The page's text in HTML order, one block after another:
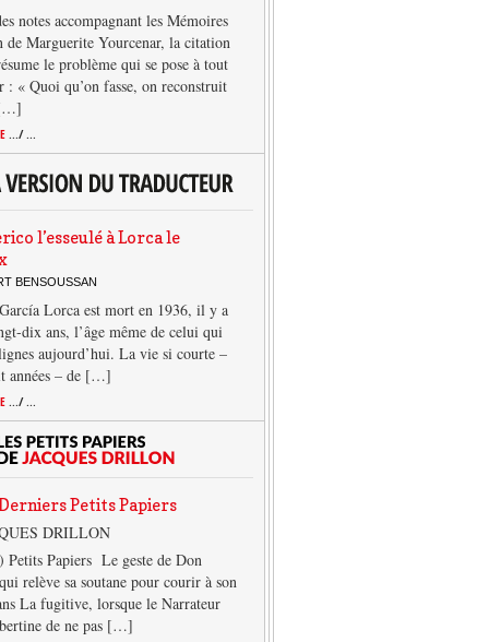
notes accompagnant les Mémoires
de Marguerite Yourcenar, la citation
le problème qui se pose à tout
: « Quoi qu’on fasse, on reconstruit
.../ ...
l’esseulé à Lorca le
BENSOUSSAN
Lorca est mort en 1936, il y a
dix ans, l’âge même de celui qui
aujourd’hui. La vie si courte –
années – de […]
.../ ...
Petits Papiers
DRILLON
Petits Papiers Le geste de Don
relève sa soutane pour courir à son
La fugitive, lorsque le Narrateur
de ne pas […]